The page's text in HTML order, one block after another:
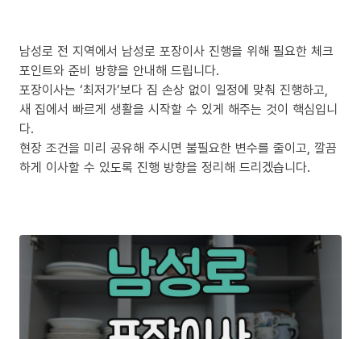
남성로 전 지역에서 남성로 포장이사 진행을 위해 필요한 체크
포인트와 준비 방향을 안내해 드립니다.
포장이사는 ‘최저가’보다 짐 손상 없이 일정에 맞춰 진행하고,
새 집에서 빠르게 생활을 시작할 수 있게 해주는 것이 핵심입니
다.
현장 조건을 미리 공유해 주시면 불필요한 변수를 줄이고, 깔끔
하게 이사할 수 있도록 진행 방향을 정리해 드리겠습니다.